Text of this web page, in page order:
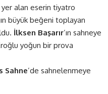
alan eserin tiyatro
büyük beğeni toplayan
İlksen Başarır’ın sahneye
yoğun bir prova
Sahne’de sahnelenmeye